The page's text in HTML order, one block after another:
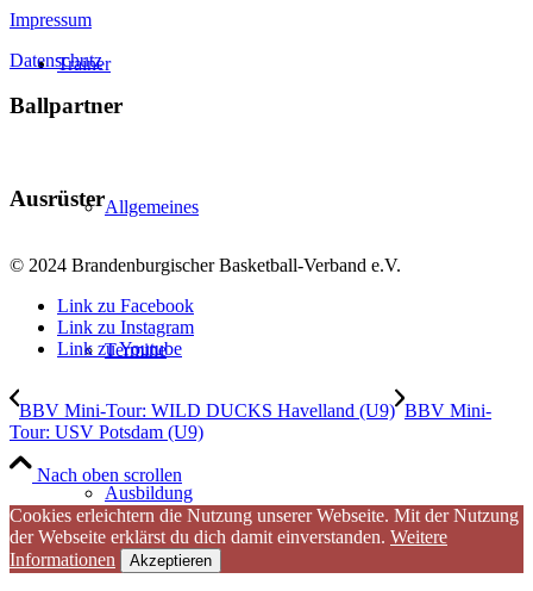
Trainer
Allgemeines
Termine
Ausbildung
Impressum
Datenschutz
Ballpartner
Ausrüster
© 2024 Brandenburgischer Basketball-Verband e.V.
Link zu Facebook
Link zu Instagram
Link zu Youtube
BBV Mini-Tour: WILD DUCKS Havelland (U9) BBV Mini-
Tour: USV Potsdam (U9)
Nach oben scrollen
Cookies erleichtern die Nutzung unserer Webseite. Mit der Nutzung
der Webseite erklärst du dich damit einverstanden. Weitere
Informationen
Akzeptieren